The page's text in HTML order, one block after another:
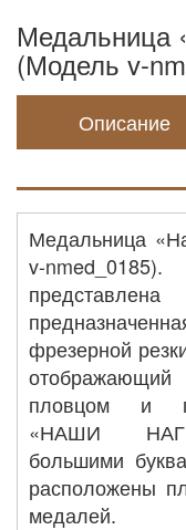
Медальница
(Модель v-
Описание
Медальница
v-
фрезерной
пловцом и
«НАШИ
большими
расположены
медалей.